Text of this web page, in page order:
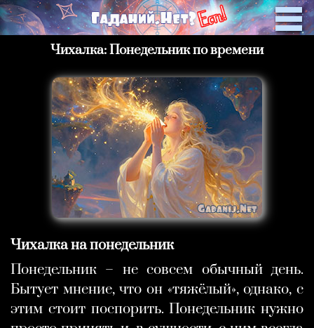
Чихалка: Понедельник по времени
Чихалка на понедельник
Понедельник – не совсем обычный день.
Бытует мнение, что он «тяжёлый», однако, с
этим стоит поспорить. Понедельник нужно